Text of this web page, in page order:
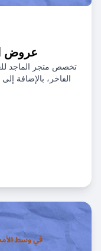
عروض
تخصص متجر الماجد
الفاخر، بالإضافة